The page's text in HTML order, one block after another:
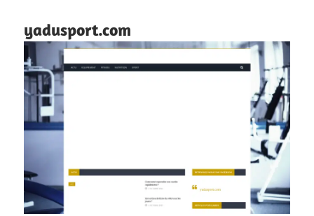
yadusport.com